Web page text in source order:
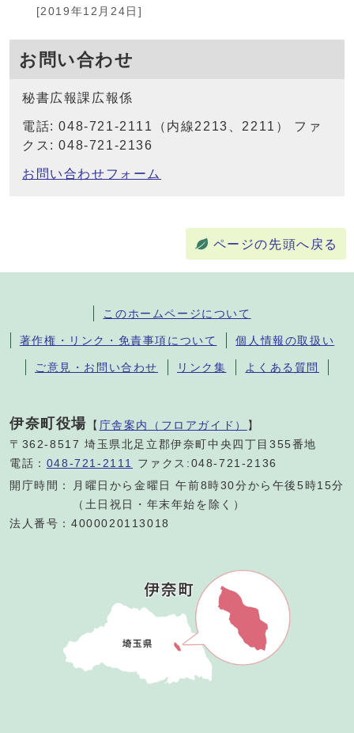
[2019年12月24日]
お問い合わせ
秘書広報課広報係
電話: 048-721-2111（内線2213、2211） ファ
クス: 048-721-2136
お問い合わせフォーム
ページの先頭へ戻る
このホームページについて
著作権・リンク・免責事項について 個人情報の取扱い
ご意見・お問い合わせ リンク集 よくある質問
伊奈町役場 【 庁舎案内（フロアガイド） 】
〒362-8517 埼玉県北足立郡伊奈町中央四丁目355番地
電話： 048-721-2111
ファクス:048-721-2136
開庁時間：
月曜日から金曜日 午前8時30分から午後5時15分
（土日祝日・年末年始を除く）
法人番号：4000020113018